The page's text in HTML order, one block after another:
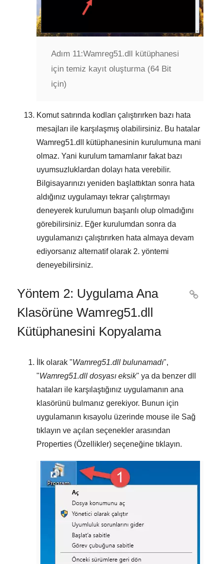
Adım 11:Wamreg51.dll kütüphanesi
için temiz kayıt oluşturma (64 Bit
için)
Komut satırında kodları çalıştırırken bazı hata
mesajları ile karşılaşmış olabilirsiniz. Bu hatalar
Wamreg51.dll
kütüphanesinin kurulumuna mani
olmaz. Yani kurulum tamamlanır fakat bazı
uyumsuzluklardan dolayı hata verebilir.
Bilgisayarınızı yeniden başlattıktan sonra hata
aldığınız uygulamayı tekrar çalıştırmayı
deneyerek kurulumun başarılı olup olmadığını
görebilirsiniz. Eğer kurulumdan sonra da
uygulamanızı çalıştırırken hata almaya devam
ediyorsanız alternatif olarak 2. yöntemi
deneyebilirsiniz.
Yöntem 2: Uygulama Ana
Klasörüne Wamreg51.dll
Kütüphanesini Kopyalama

İlk olarak "Wamreg51.dll bulunamadı",
"Wamreg51.dll dosyası eksik" ya da benzer dll
hataları ile karşılaştığınız uygulamanın ana
klasörünü bulmanız gerekiyor. Bunun için
uygulamanın kısayolu üzerinde mouse ile Sağ
tıklayın ve açılan seçenekler arasından
Properties (Özellikler) seçeneğine tıklayın.